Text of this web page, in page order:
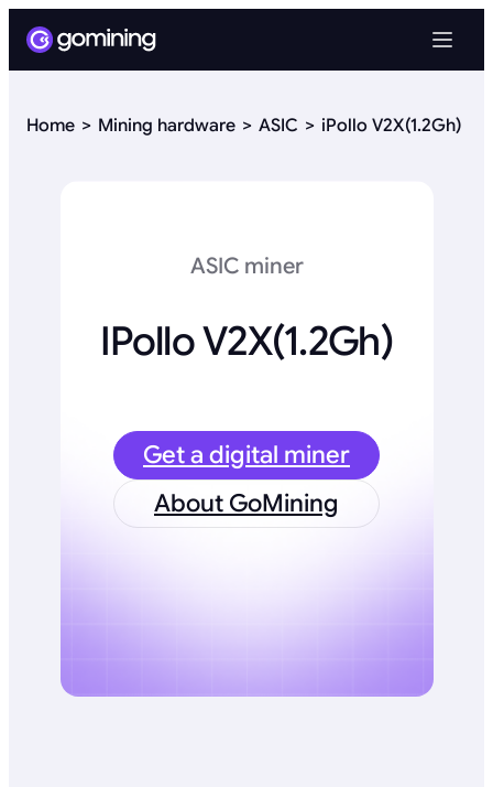
Home Mining hardware ASIC iPollo V2X(1.2Gh)
ASIC miner
IPollo V2X(1.2Gh)
Get a digital miner
About GoMining